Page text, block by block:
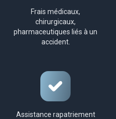
Frais médicaux,
chirurgicaux,
pharmaceutiques liés à un
accident.
Assistance rapatriement